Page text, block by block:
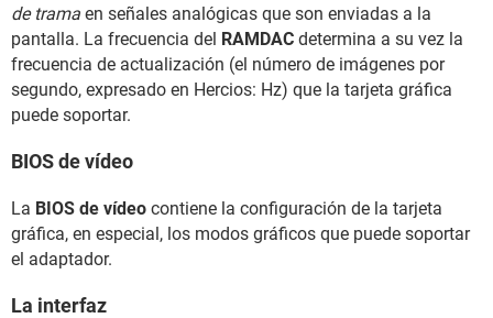
de trama en señales analógicas que son enviadas a la
pantalla. La frecuencia del RAMDAC determina a su vez la
frecuencia de actualización (el número de imágenes por
segundo, expresado en Hercios: Hz) que la tarjeta gráfica
puede soportar.
BIOS de vídeo
La BIOS de vídeo contiene la configuración de la tarjeta
gráfica, en especial, los modos gráficos que puede soportar
el adaptador.
La interfaz